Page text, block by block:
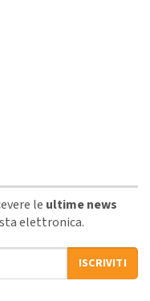
le ultime news
elettronica.
ISCRIVITI